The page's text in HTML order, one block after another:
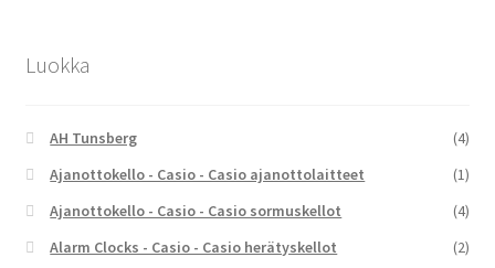
Luokka
AH Tunsberg
(4)
Ajanottokello - Casio - Casio ajanottolaitteet
(1)
Ajanottokello - Casio - Casio sormuskellot
(4)
Alarm Clocks - Casio - Casio herätyskellot
(2)